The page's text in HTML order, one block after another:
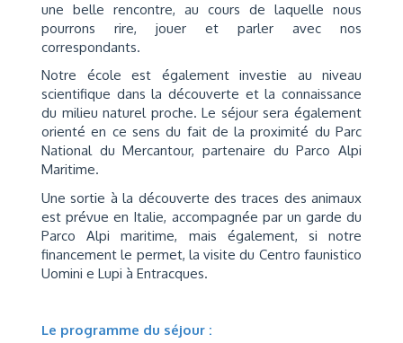
une belle rencontre, au cours de laquelle nous
pourrons rire, jouer et parler avec nos
correspondants.
Notre école est également investie au niveau
scientifique dans la découverte et la connaissance
du milieu naturel proche. Le séjour sera également
orienté en ce sens du fait de la proximité du Parc
National du Mercantour, partenaire du Parco Alpi
Maritime.
Une sortie à la découverte des traces des animaux
est prévue en Italie, accompagnée par un garde du
Parco Alpi maritime, mais également, si notre
financement le permet, la visite du Centro faunistico
Uomini e Lupi à Entracques.
Le programme du séjour :